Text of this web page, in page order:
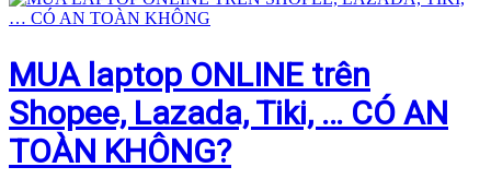
MUA laptop ONLINE trên
Shopee, Lazada, Tiki, … CÓ AN
TOÀN KHÔNG?